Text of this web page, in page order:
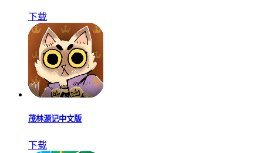
下载
茂林源记中文版
下载